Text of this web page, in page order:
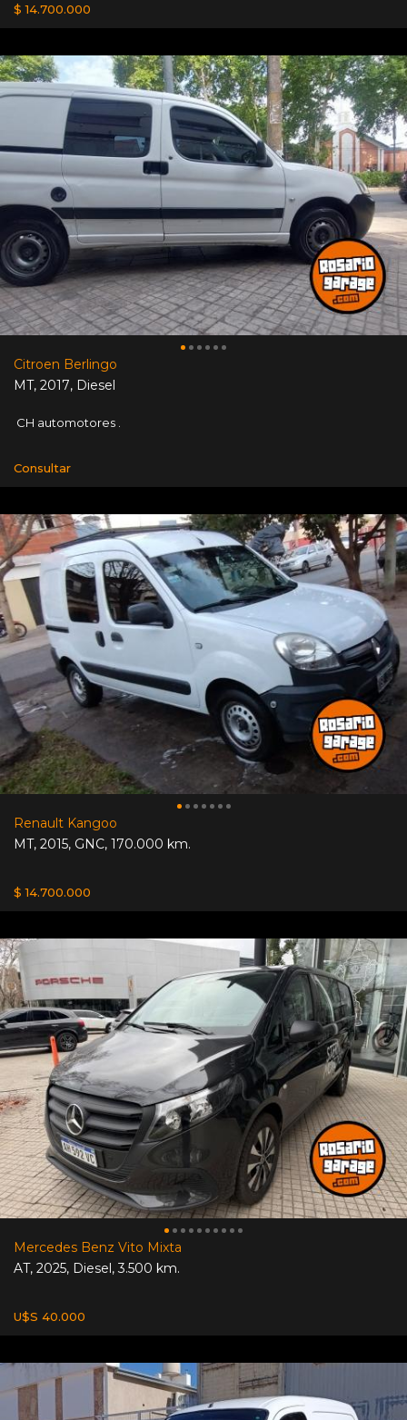
$ 14.700.000
Citroen Berlingo
MT, 2017, Diesel
CH automotores .
Consultar
Renault Kangoo
MT, 2015, GNC, 170.000 km.
$ 14.700.000
Mercedes Benz Vito Mixta
AT, 2025, Diesel,3.500 km.
U$S 40.000